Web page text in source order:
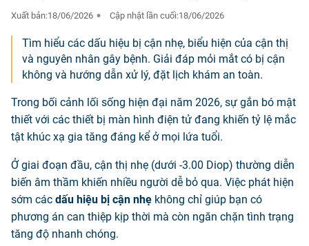
Xuất bản:18/06/2026 Cập nhật lần cuối:18/06/2026
Tìm hiểu các dấu hiệu bị cận nhẹ, biểu hiện của cận thị
và nguyên nhân gây bệnh. Giải đáp mỏi mắt có bị cận
không và hướng dẫn xử lý, đặt lịch khám an toàn.
Trong bối cảnh lối sống hiện đại năm 2026, sự gắn bó mật
thiết với các thiết bị màn hình điện tử đang khiến tỷ lệ mắc
tật khúc xạ gia tăng đáng kể ở mọi lứa tuổi.
Ở giai đoạn đầu, cận thị nhẹ (dưới -3.00 Diop) thường diễn
biến âm thầm khiến nhiều người dễ bỏ qua. Việc phát hiện
sớm các dấu hiệu bị cận nhẹ không chỉ giúp bạn có
phương án can thiệp kịp thời mà còn ngăn chặn tình trạng
tăng độ nhanh chóng.